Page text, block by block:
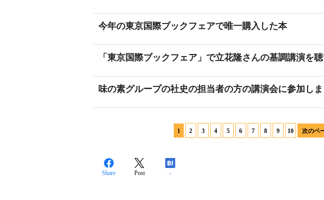
今年の東京国際ブックフェアで唯一購入した本
「東京国際ブックフェア」で立花隆さんの基調講演を
味の素グループの社史の担当者の方の講演会に参加し
1 2 3 4 5 6 7 8 9 10 次のペ
Share Post -